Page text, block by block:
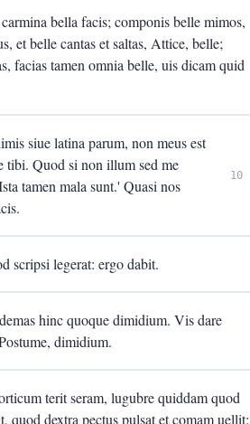
bella facis; componis belle mimos,
et belle cantas et saltas, Attice, belle;
facias tamen omnia belle, uis dicam quid
siue latina parum, non meus est
tibi. Quod si non illum sed me
tamen mala sunt.' Quasi nos
10
scripsi legerat: ergo dabit.
hinc quoque dimidium. Vis dare
dimidium.
terit seram, lugubre quiddam quod
quod dextra pectus pulsat et comam uellit: